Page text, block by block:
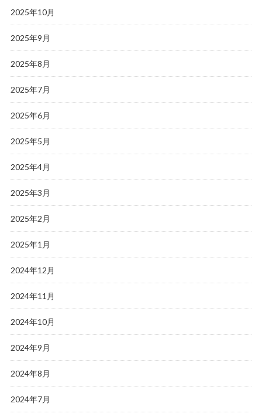
2025年10月
2025年9月
2025年8月
2025年7月
2025年6月
2025年5月
2025年4月
2025年3月
2025年2月
2025年1月
2024年12月
2024年11月
2024年10月
2024年9月
2024年8月
2024年7月